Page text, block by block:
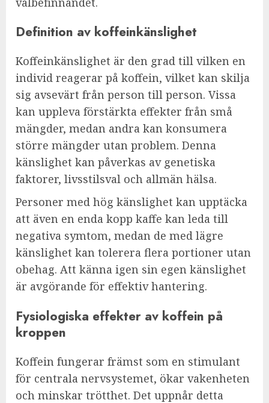
Definition av koffeinkänslighet
Koffeinkänslighet är den grad till vilken en
individ reagerar på koffein, vilket kan skilja
sig avsevärt från person till person. Vissa
kan uppleva förstärkta effekter från små
mängder, medan andra kan konsumera
större mängder utan problem. Denna
känslighet kan påverkas av genetiska
faktorer, livsstilsval och allmän hälsa.
Personer med hög känslighet kan upptäcka
att även en enda kopp kaffe kan leda till
negativa symtom, medan de med lägre
känslighet kan tolerera flera portioner utan
obehag. Att känna igen sin egen känslighet
är avgörande för effektiv hantering.
Fysiologiska effekter av koffein på
kroppen
Koffein fungerar främst som en stimulant
för centrala nervsystemet, ökar vakenheten
och minskar trötthet. Det uppnår detta